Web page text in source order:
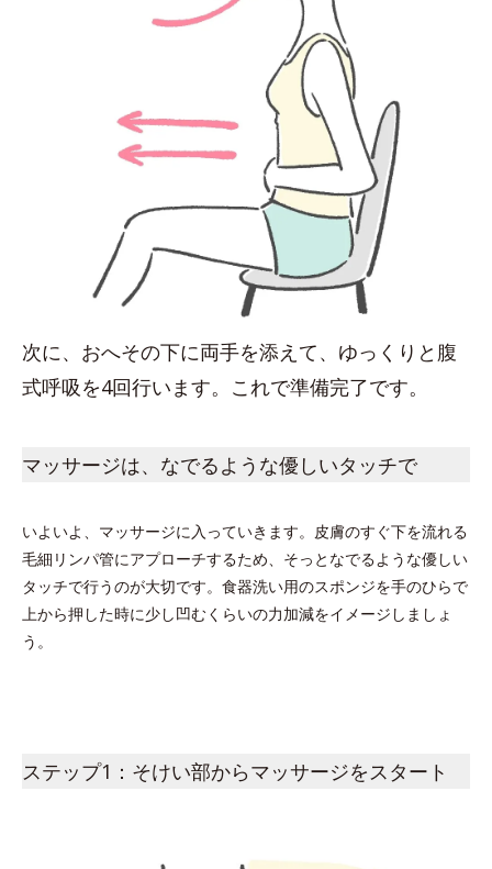
次に、おへその下に両手を添えて、ゆっくりと腹
式呼吸を4回行います。これで準備完了です。
マッサージは、なでるような優しいタッチで
いよいよ、マッサージに入っていきます。皮膚のすぐ下を流れる
毛細リンパ管にアプローチするため、そっとなでるような優しい
タッチで行うのが大切です。食器洗い用のスポンジを手のひらで
上から押した時に少し凹むくらいの力加減をイメージしましょ
う。
ステップ1：そけい部からマッサージをスタート